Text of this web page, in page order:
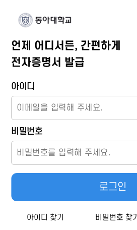
언제 어디서든, 간편하게
전자증명서 발급
아이디
비밀번호
로그인
아이디 찾기 비밀번호 찾기